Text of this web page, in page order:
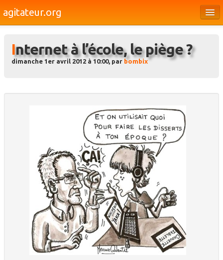
agitateur.org
Bourges & le Cher
Internet à l’école, le piège ?
dimanche 1er avril 2012 à 10:00, par bombix